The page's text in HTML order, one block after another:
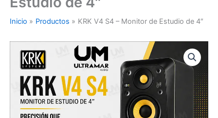
Inicio Productos KRK V4 S4 – Monitor de Estudio de 4″
Monitor
Estudio